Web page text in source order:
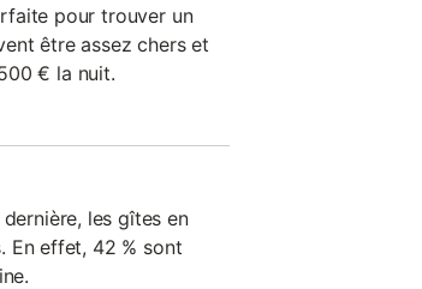
pour trouver un
être assez chers et
€ la nuit.
les gîtes en
En effet, 42 % sont